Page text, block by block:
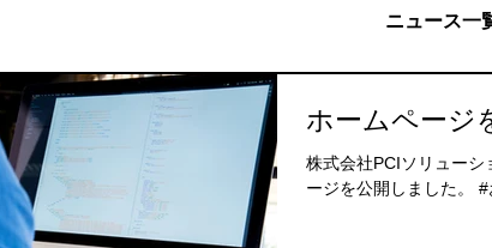
ニュース一
ホームページ
株式会社PCIソリューシ
ージを公開しました。